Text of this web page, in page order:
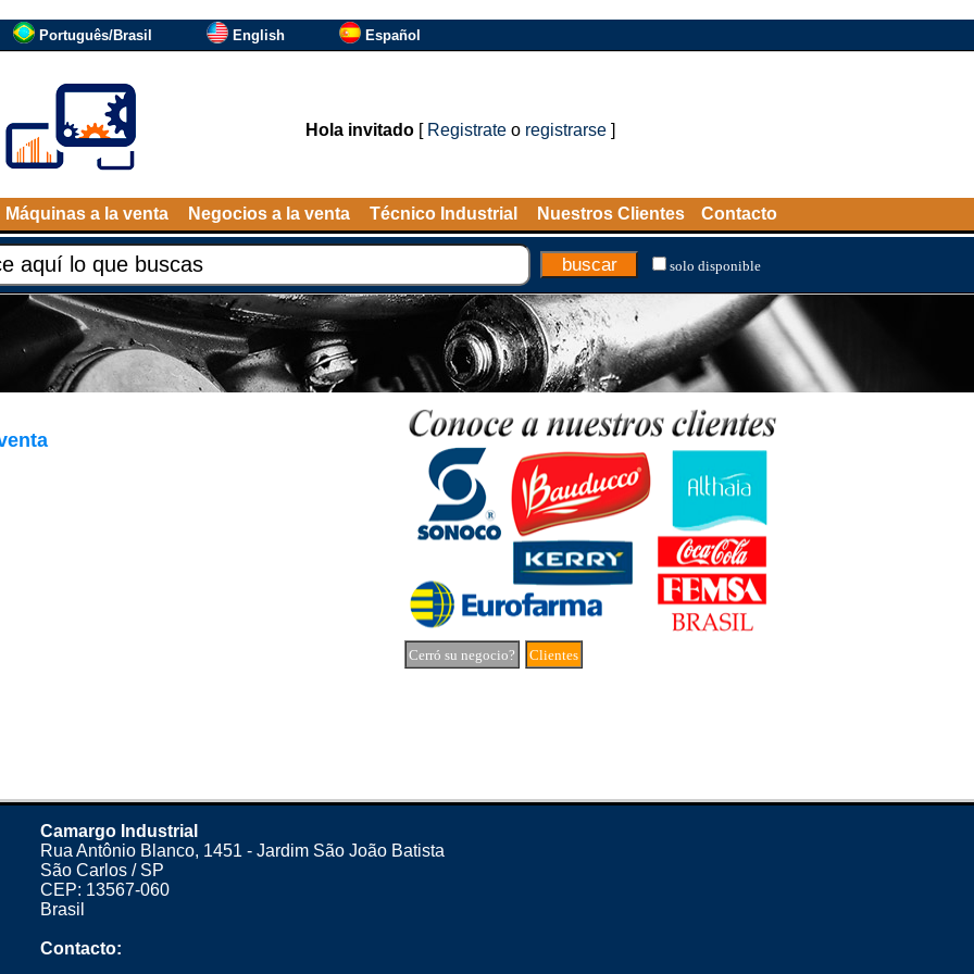
Português/Brasil English Español
Hola invitado[ Registrateo registrarse]
Máquinas a la venta Negocios a la venta Técnico Industrial Nuestros Clientes Contacto
solo disponible
Cerró su negocio? Clientes
Camargo Industrial
Rua Antônio Blanco, 1451 - Jardim São João Batista
São Carlos / SP
CEP: 13567-060
Brasil
Contacto: